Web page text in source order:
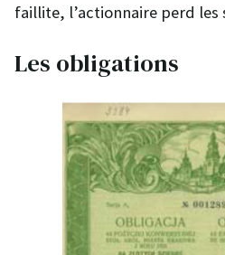
faillite, l’actionnaire perd les
Les obligations